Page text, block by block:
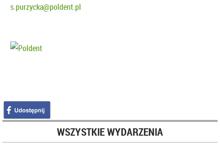
s.purzycka@poldent.pl
WSZYSTKIE WYDARZENIA